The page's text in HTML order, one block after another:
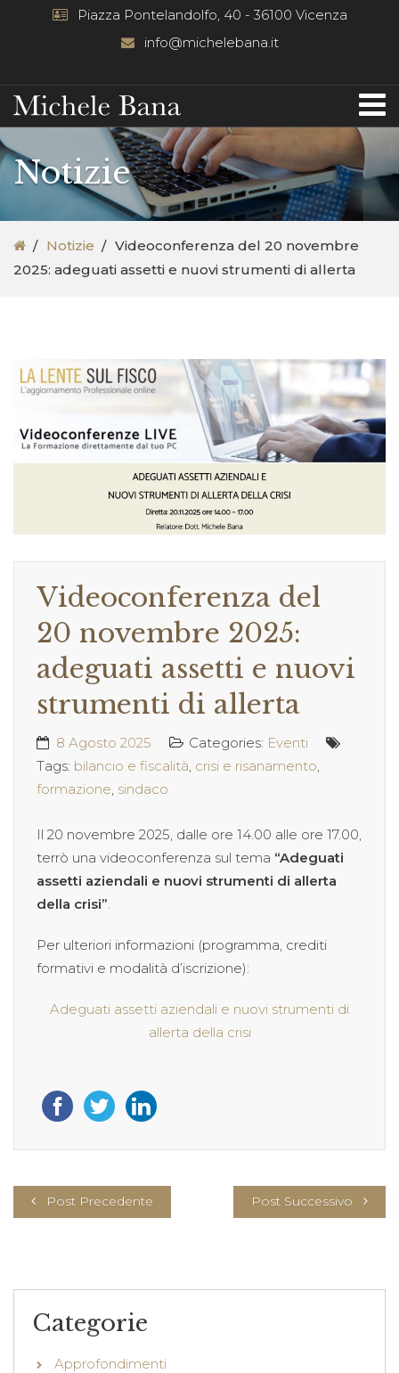
Piazza Pontelandolfo, 40 - 36100 Vicenza
info@michelebana.it
Notizie
Notizie
Videoconferenza del 20 novembre
2025: adeguati assetti e nuovi strumenti di allerta
Videoconferenza del
20 novembre 2025:
adeguati assetti e nuovi
strumenti di allerta
8 Agosto 2025 Categories: Eventi
Tags: bilancio e fiscalità crisi e risanamento
formazione sindaco
Il 20 novembre 2025, dalle ore 14.00 alle ore 17.00,
terrò una videoconferenza sul tema “Adeguati
assetti aziendali e nuovi strumenti di allerta
della crisi”
Per ulteriori informazioni (programma, crediti
formativi e modalità d’iscrizione):
Adeguati assetti aziendali e nuovi strumenti di
allerta della crisi
Post Precedente Post Successivo
Categorie
Approfondimenti